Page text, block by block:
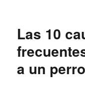
Las 10
a un perro